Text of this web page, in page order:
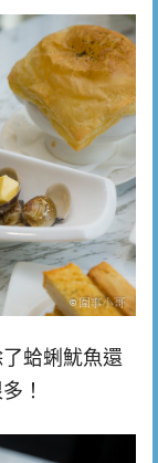
蛤蜊魷魚還
！